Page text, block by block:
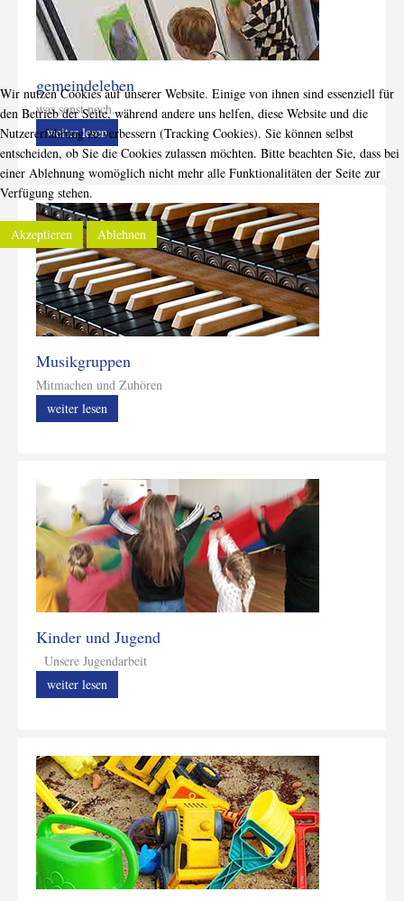
gemeindeleben
was sonst noch...
weiter lesen
Musikgruppen
Mitmachen und Zuhören
weiter lesen
Kinder und Jugend
Unsere Jugendarbeit
weiter lesen
Wir nutzen Cookies auf unserer Website. Einige von ihnen sind essenziell für
den Betrieb der Seite, während andere uns helfen, diese Website und die
Nutzererfahrung zu verbessern (Tracking Cookies). Sie können selbst
entscheiden, ob Sie die Cookies zulassen möchten. Bitte beachten Sie, dass bei
einer Ablehnung womöglich nicht mehr alle Funktionalitäten der Seite zur
Verfügung stehen.
Akzeptieren Ablehnen